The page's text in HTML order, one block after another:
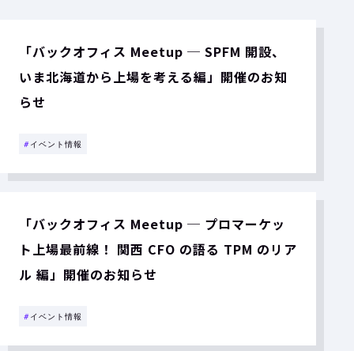
「バックオフィス Meetup ─ SPFM 開設、
いま北海道から上場を考える編」開催のお知
らせ
# イベント情報
「バックオフィス Meetup ─ プロマーケッ
ト上場最前線！ 関西 CFO の語る TPM のリア
ル 編」開催のお知らせ
# イベント情報